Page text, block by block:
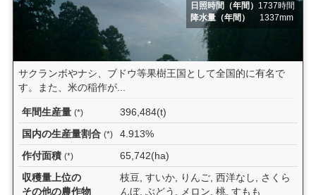
日照時間（年間） 1737時間
降水量（年間）
1337mm
サクランボやナシ、ブドウ等果樹王国として全国的に有名で
す。また、米の稲作が...
年間生産量 (*)
396,484(t)
国内の生産量割合 (*)
4.913%
作付面積 (*)
65,742(ha)
収穫量上位の
その他の農作物
枝豆, すいか, りんご, 西洋なし, さくら
んぼ, ぶどう, メロン, 桃, すもも